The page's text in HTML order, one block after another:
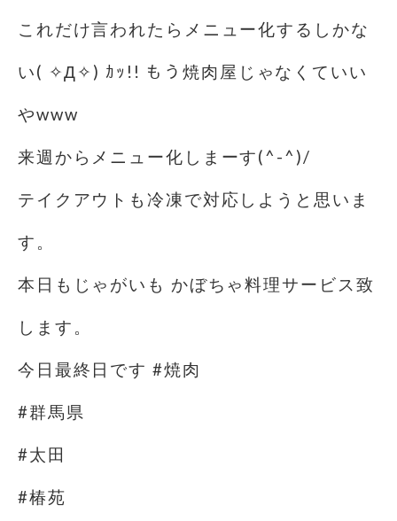
これだけ言われたらメニュー化するしかな
い( ✧Д✧) ｶｯ!! もう焼肉屋じゃなくていい
やwww
来週からメニュー化しまーす(^-^)/
テイクアウトも冷凍で対応しようと思いま
す。
本日もじゃがいも かぼちゃ料理サービス致
します。
今日最終日です #焼肉
#群馬県
#太田
#椿苑